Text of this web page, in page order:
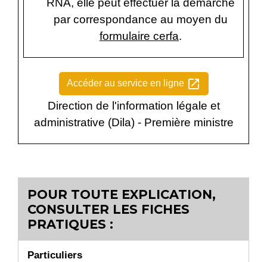
RNA, elle peut effectuer la démarche
par correspondance au moyen du
formulaire cerfa.
Accéder au service en ligne open_in_new
Direction de l'information légale et
administrative (Dila) - Première ministre
POUR TOUTE EXPLICATION,
CONSULTER LES FICHES
PRATIQUES :
Particuliers